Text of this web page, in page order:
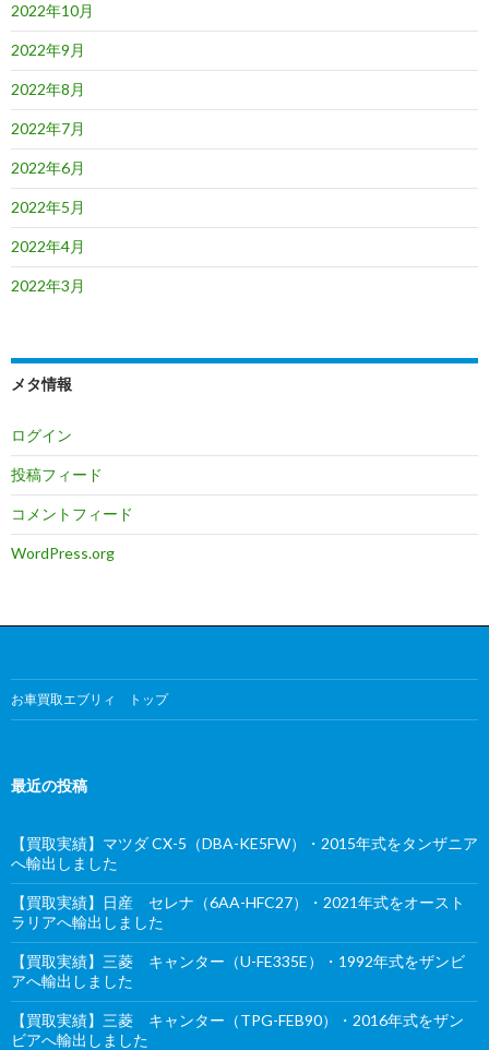
2022年10月
2022年9月
2022年8月
2022年7月
2022年6月
2022年5月
2022年4月
2022年3月
メタ情報
ログイン
投稿フィード
コメントフィード
WordPress.org
お車買取エブリィ トップ
最近の投稿
【買取実績】マツダ CX-5（DBA-KE5FW）・2015年式をタンザニア
へ輸出しました
【買取実績】日産 セレナ（6AA-HFC27）・2021年式をオースト
ラリアへ輸出しました
【買取実績】三菱 キャンター（U-FE335E）・1992年式をザンビ
アへ輸出しました
【買取実績】三菱 キャンター（TPG-FEB90）・2016年式をザン
ビアへ輸出しました